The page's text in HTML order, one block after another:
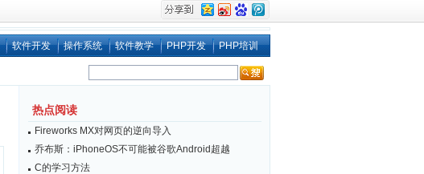
软件开发 操作系统 软件教学 PHP开发 PHP培训
热点阅读
Fireworks MX对网页的逆向导入
乔布斯：iPhoneOS不可能被谷歌Android超越
C的学习方法